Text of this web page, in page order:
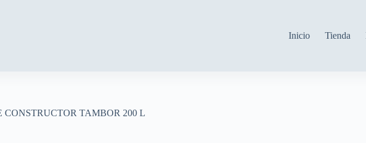
Inicio Tienda
TAMBOR 200 L